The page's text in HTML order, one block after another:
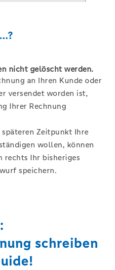
nicht gelöscht werden.
an Ihren Kunde oder
versendet worden ist,
Ihrer Rechnung
späteren Zeitpunkt Ihre
wollen, können
rechts Ihr bisheriges
speichern.
schreiben